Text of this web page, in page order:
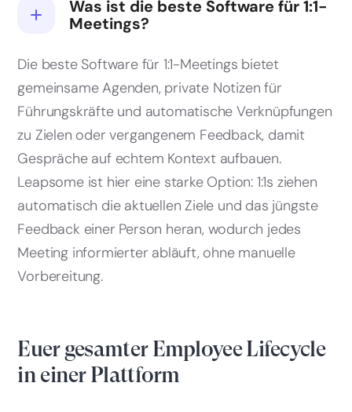
Was ist die beste Software für 1:1-
Meetings?
Die beste Software für 1:1-Meetings bietet
gemeinsame Agenden, private Notizen für
Führungskräfte und automatische Verknüpfungen
zu Zielen oder vergangenem Feedback, damit
Gespräche auf echtem Kontext aufbauen.
Leapsome ist hier eine starke Option: 1:1s ziehen
automatisch die aktuellen Ziele und das jüngste
Feedback einer Person heran, wodurch jedes
Meeting informierter abläuft, ohne manuelle
Vorbereitung.
Euer gesamter Employee Lifecycle
in einer Plattform